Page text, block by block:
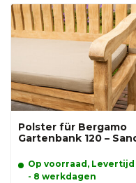
Polster für Bergamo
Gartenbank 120 –
Op voorraad, Levertijd
- 8 werkdagen